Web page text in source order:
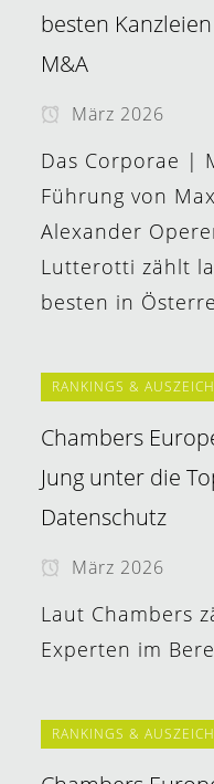
besten
M&A
März 2026
Das Corporae |
Führung von
Alexander
Lutterotti zählt
besten in
RANKINGS &
Chambers
Jung unter die
Datenschutz
März 2026
Laut Chambers
Experten im
RANKINGS &